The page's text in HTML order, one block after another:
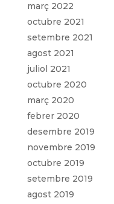
març 2022
octubre 2021
setembre 2021
agost 2021
juliol 2021
octubre 2020
març 2020
febrer 2020
desembre 2019
novembre 2019
octubre 2019
setembre 2019
agost 2019